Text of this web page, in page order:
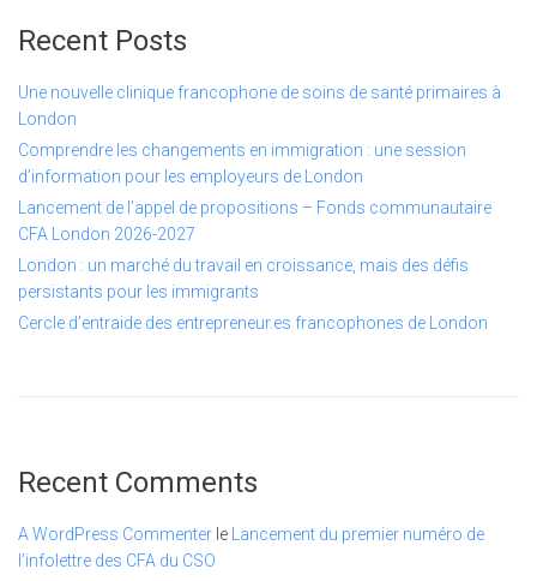
Recent Posts
Une nouvelle clinique francophone de soins de santé primaires à
London
Comprendre les changements en immigration : une session
d’information pour les employeurs de London
Lancement de l’appel de propositions – Fonds communautaire
CFA London 2026-2027
London : un marché du travail en croissance, mais des défis
persistants pour les immigrants
Cercle d’entraide des entrepreneur.es francophones de London
Recent Comments
A WordPress Commenter le Lancement du premier numéro de
l’infolettre des CFA du CSO